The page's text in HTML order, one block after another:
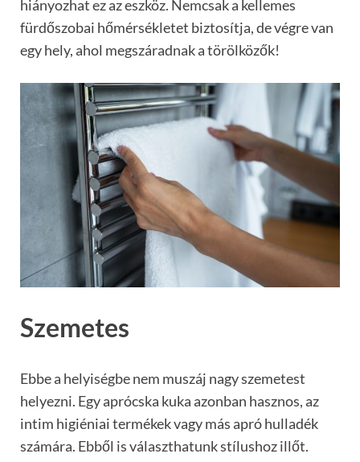
hiányozhat ez az eszköz. Nemcsak a kellemes
fürdőszobai hőmérsékletet biztosítja, de végre van
egy hely, ahol megszáradnak a törölközők!
Szemetes
Ebbe a helyiségbe nem muszáj nagy szemetest
helyezni. Egy aprócska kuka azonban hasznos, az
intim higiéniai termékek vagy más apró hulladék
számára. Ebből is választhatunk stílushoz illőt.